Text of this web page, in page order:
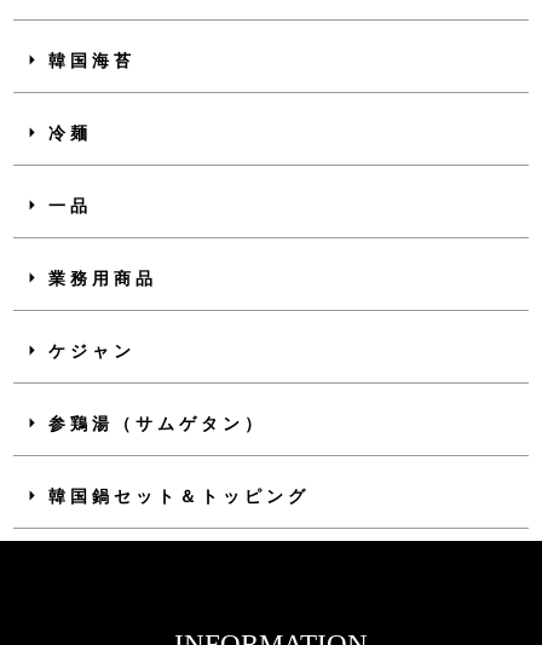
韓国海苔
冷麺
一品
業務用商品
ケジャン
参鶏湯（サムゲタン）
韓国鍋セット＆トッピング